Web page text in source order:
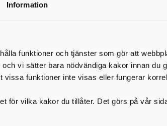
Information
funktioner och tjänster som gör att
vi sätter bara nödvändiga kakor innan du
funktioner inte visas eller fungerar
för vilka kakor du tillåter. Det görs på vår